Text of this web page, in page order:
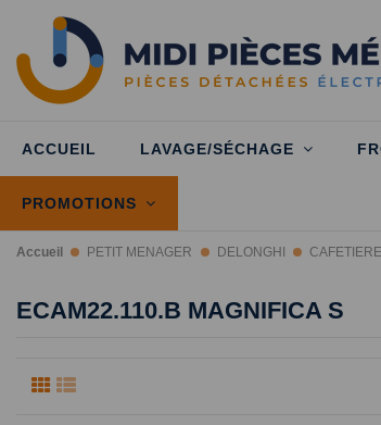
ACCUEIL LAVAGE/SÉCHAGE
PROMOTIONS
Accueil PETIT MENAGER DELONGHI
ECAM22.110.B MAGNIFICA S